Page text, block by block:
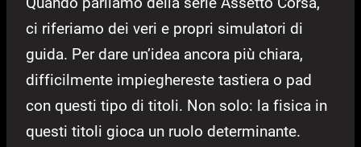
ci riferiamo dei veri e propri simulatori di
guida. Per dare un’idea ancora più chiara,
difficilmente impieghereste tastiera o pad
con questi tipo di titoli. Non solo: la fisica in
questi titoli gioca un ruolo determinante.